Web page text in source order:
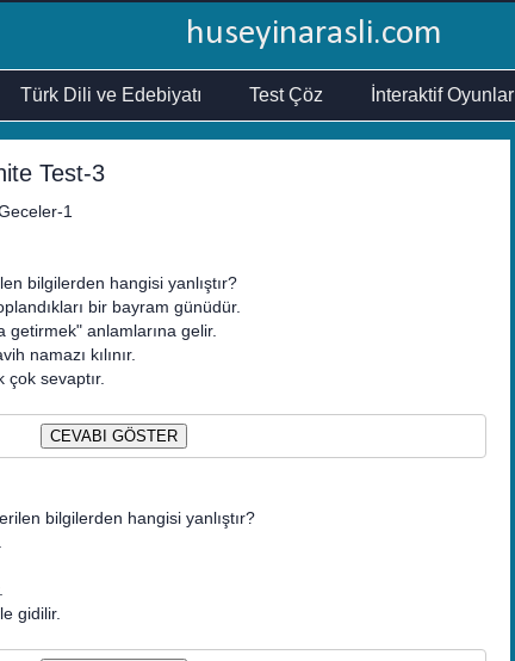
huseyinarasli.com
Türk Dili ve Edebiyatı Test Çöz İnteraktif Oyunlar
Test-3
1
bilgilerden hangisi yanlıştır?
bir bayram günüdür.
anlamlarına gelir.
namazı kılınır.
sevaptır.
CEVABI GÖSTER
bilgilerden hangisi yanlıştır?
gidilir.